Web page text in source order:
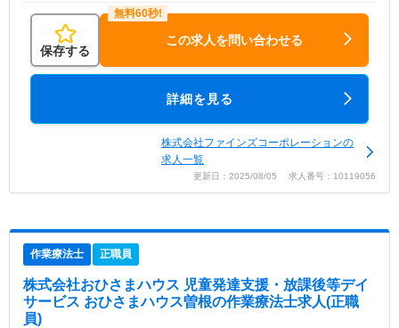
保存する
この求人を問い合わせる
詳細を見る
株式会社ファインズコーポレーションの
求人一覧
更新日：2025/08/05 求人番号：10119056
作業療法士 正職員
株式会社おひさまハウス 児童発達支援・放課後等デイ
サービス おひさまハウス曽根の作業療法士求人(正職
員)